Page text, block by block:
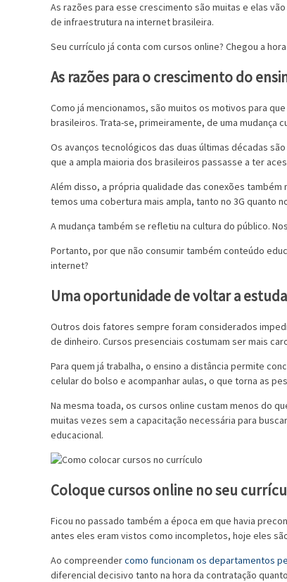
As razões para esse crescimento são muitas e elas
de infraestrutura na internet brasileira.
Seu currículo já conta com cursos online? Chegou a
As razões para o crescimento do
Como já mencionamos, são muitos os motivos para
brasileiros. Trata-se, primeiramente, de uma mudança
Os avanços tecnológicos das duas últimas décadas
que a ampla maioria dos brasileiros passasse a ter
Além disso, a própria qualidade das conexões também
temos uma cobertura mais ampla, tanto no 3G quanto
A mudança também se refletiu na cultura do público.
Portanto, por que não consumir também conteúdo
internet?
Uma oportunidade de voltar a
Outros dois fatores sempre foram considerados
de dinheiro. Cursos presenciais costumam ser mais
Para quem já trabalha, o ensino a distância permite
celular do bolso e acompanhar aulas, o que torna as
Na mesma toada, os cursos online custam menos do
muitas vezes sem a capacitação necessária para
educacional.
Coloque cursos online no seu
Ficou no passado também a época em que havia
antes eles eram vistos como incompletos, hoje eles
Ao compreendercomo funcionam os departamentos
diferencial decisivo tanto na hora da contratação